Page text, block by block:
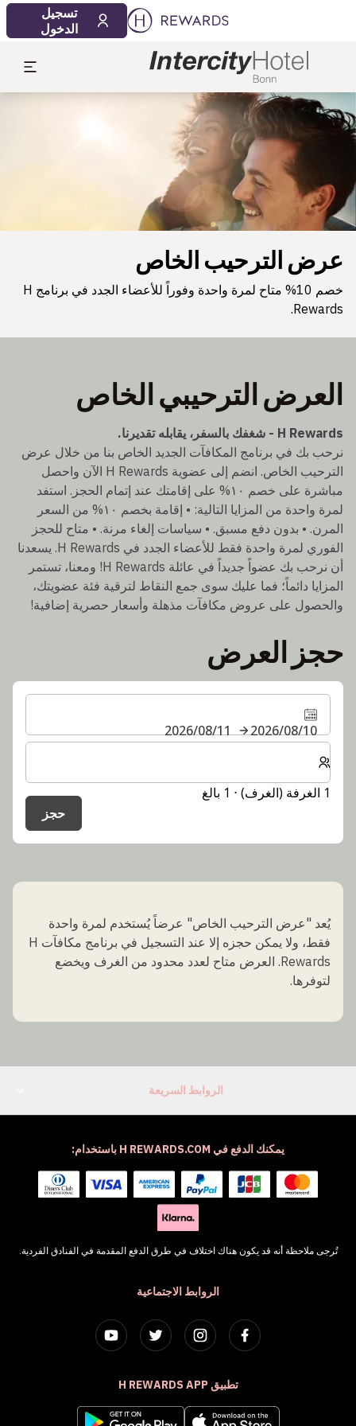
تسجيل
الدخول
الشريحة 1 من 1
عرض الترحيب الخاص
خصم 10% متاح لمرة واحدة وفوراً للأعضاء الجدد في برنامج H
Rewards.
العرض الترحيبي الخاص
H Rewards - شغفك بالسفر، يقابله تقديرنا.
نرحب بك في برنامج المكافآت الجديد الخاص بنا من خلال عرض
الترحيب الخاص. انضم إلى عضوية H Rewards الآن واحصل
مباشرة على خصم ١٠% على إقامتك عند إتمام الحجز. استفد
لمرة واحدة من المزايا التالية: • إقامة بخصم ١٠% من السعر
المرن. • بدون دفع مسبق. • سياسات إلغاء مرنة. • متاح للحجز
الفوري لمرة واحدة فقط للأعضاء الجدد في H Rewards. يسعدنا
أن نرحب بك عضواً جديداً في عائلة H Rewards! ومعنا، تستمر
المزايا دائماً؛ فما عليك سوى جمع النقاط لترقية فئة عضويتك،
والحصول على عروض مكافآت مذهلة وأسعار حصرية إضافية!
حجز العرض
10‏/08‏/2026
11‏/08‏/2026
حدد عدد الغرف والضيوف لإقامتك
1 الغرفة (الغرف) ⋅ 1 بالغ
حجز
يُعد "عرض الترحيب الخاص" عرضاً يُستخدم لمرة واحدة
فقط، ولا يمكن حجزه إلا عند التسجيل في برنامج مكافآت H
Rewards. العرض متاح لعدد محدود من الغرف ويخضع
لتوفرها.
الروابط السريعة
الروابط الاجتماعية
تطبيق H REWARDS APP
يمكنك الدفع في H REWARDS.COM باستخدام:
تُرجى ملاحظة أنه قد يكون هناك اختلاف في طرق الدفع المقدمة في الفنادق الفردية.